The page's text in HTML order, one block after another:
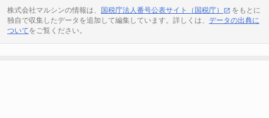
株式会社マルシンの情報は、 国税庁法人番号公表サイト（国税庁）
をもとに
独自で収集したデータを追加して編集しています。詳しくは、 データの出典に
ついてをご覧ください。